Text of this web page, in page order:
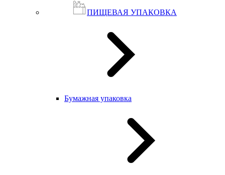
ПИЩЕВАЯ УПАКОВКА
Бумажная упаковка